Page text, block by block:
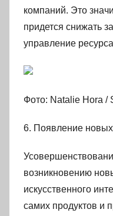
компаний. Это
придется снижать
управление
Фото: Natalie Hora /
6. Появление
возникновению
искусственного
самих продуктов и